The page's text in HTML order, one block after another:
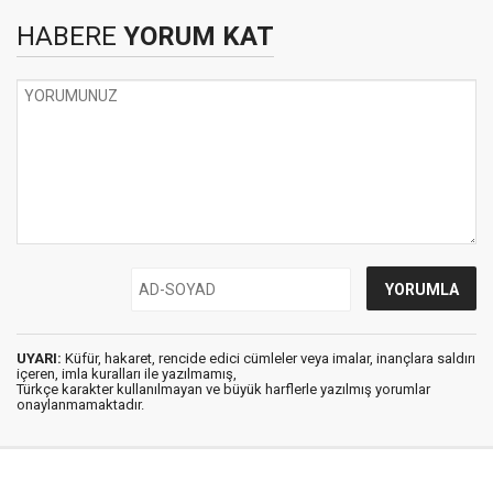
HABERE YORUM KAT
UYARI: Küfür, hakaret, rencide edici cümleler veya imalar, inançlara saldırı
içeren, imla kuralları ile yazılmamış,
Türkçe karakter kullanılmayan ve büyük harflerle yazılmış yorumlar
onaylanmamaktadır.